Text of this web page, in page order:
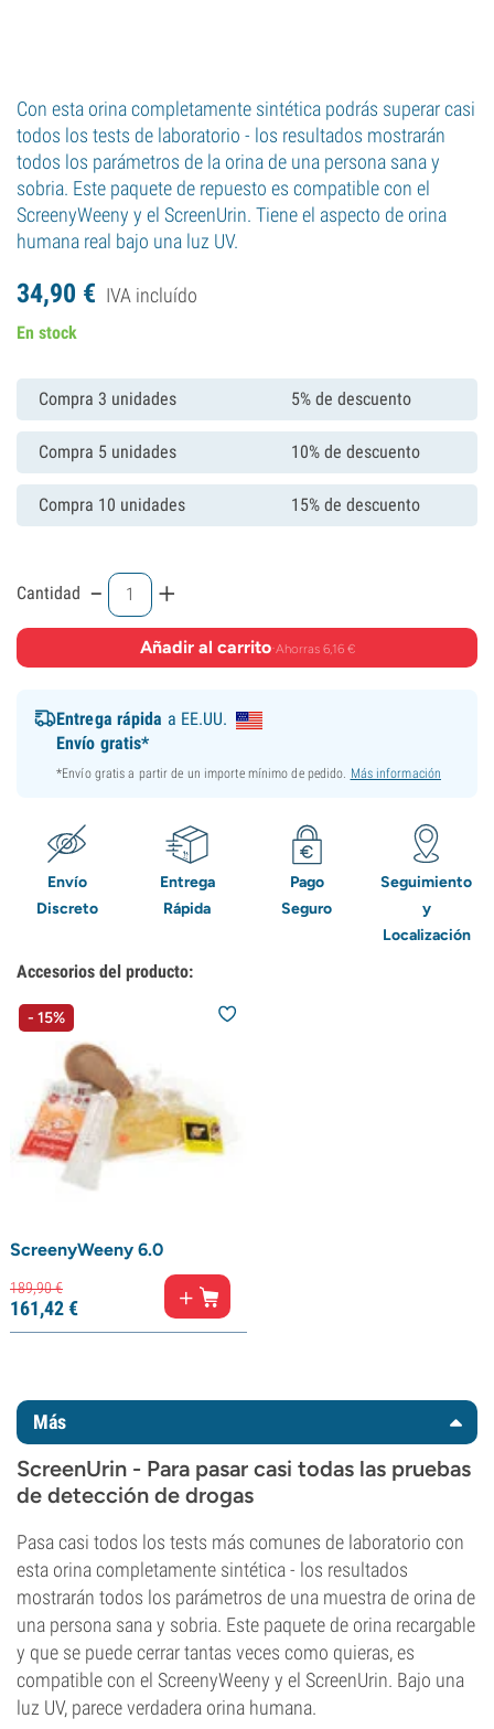
Con esta orina completamente sintética podrás superar casi
todos los tests de laboratorio - los resultados mostrarán
todos los parámetros de la orina de una persona sana y
sobria. Este paquete de repuesto es compatible con el
ScreenyWeeny y el ScreenUrin. Tiene el aspecto de orina
humana real bajo una luz UV.
34,90 € IVA incluído
En stock
Compra 3 unidades 5% de descuento
Compra 5 unidades 10% de descuento
Compra 10 unidades 15% de descuento
Cantidad - +
Añadir al carrito·Ahorras 6,16 €
Entrega rápida a EE.UU.
Envío gratis*
*Envío gratis a partir de un importe mínimo de pedido. Más información
Envío
Discreto
Entrega
Rápida
Pago
Seguro
Seguimiento
y
Localización
Accesorios del producto:
- 15%
ScreenyWeeny 6.0
189,90€
161,42€
Más
ScreenUrin - Para pasar casi todas las pruebas
de detección de drogas
Pasa casi todos los tests más comunes de laboratorio con
esta orina completamente sintética - los resultados
mostrarán todos los parámetros de una muestra de orina de
una persona sana y sobria. Este paquete de orina recargable
y que se puede cerrar tantas veces como quieras, es
compatible con el ScreenyWeeny y el ScreenUrin. Bajo una
luz UV, parece verdadera orina humana.